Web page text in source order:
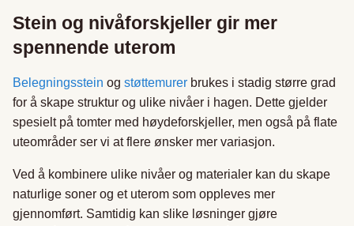
Stein og nivåforskjeller gir mer
spennende uterom
Belegningsstein og støttemurer brukes i stadig større grad
for å skape struktur og ulike nivåer i hagen. Dette gjelder
spesielt på tomter med høydeforskjeller, men også på flate
uteområder ser vi at flere ønsker mer variasjon.
Ved å kombinere ulike nivåer og materialer kan du skape
naturlige soner og et uterom som oppleves mer
gjennomført. Samtidig kan slike løsninger gjøre